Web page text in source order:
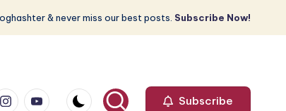
& never miss our best posts. Subscribe Now!
youtube.com Subscribe